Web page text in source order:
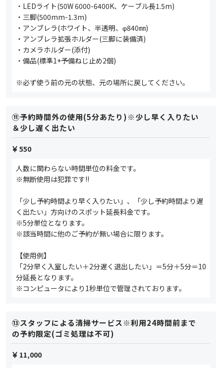
・LEDライト(50W 6000-6400K、ケーブル長1.5m)
・三脚(500mm-1.3m)
・アンブレラ(ホワイト、半透明、φ840㎜)
・アンブレラ拡張ホルダー(三脚に装備済)
・カメラホルダー(添付)
・備品(標準1+予備ねじ止め2個)
※必ず使う前の元の状態、元の場所に戻してください。
⑪予約時間外の使用(5分あたり)※少し早く入りたい
＆少し遅く出たい
550
人数に関わらない時間単位の料金です。
※無断使用は犯罪です‼
「少し予約時間より早く入りたい」、「少し予約時間より遅
く出たい」方向けのスポット延長料金です。
※5分単位となります。
※該当時間に他のご予約が無い場合に限ります。
【使用例】
「2分早く入室したい＋2分遅く退出したい」＝5分＋5分＝10
分延長となります。
※コンピュータにより1秒単位で管理されております。
⑬スタッフによる清掃サービス※利用24時間前まで
の予約限定(ゴミ処理は不可)
11,000